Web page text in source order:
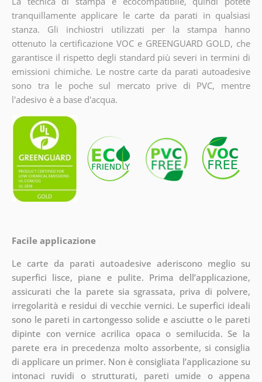
tranquillamente applicare le carte da parati in qualsiasi
stanza. Gli inchiostri utilizzati per la stampa hanno
ottenuto la certificazione VOC e GREENGUARD GOLD, che
garantisce il rispetto degli standard più severi in termini di
emissioni chimiche. Le nostre carte da parati autoadesive
sono tra le poche sul mercato prive di PVC, mentre
l'adesivo è a base d'acqua.
Facile applicazione
Le carte da parati autoadesive aderiscono meglio su
superfici lisce, piane e pulite. Prima dell’applicazione,
assicurati che la parete sia sgrassata, priva di polvere,
irregolarità e residui di vecchie vernici. Le superfici ideali
sono le pareti in cartongesso solide e asciutte o le pareti
dipinte con vernice acrilica opaca o semilucida. Se la
parete era in precedenza molto assorbente, si consiglia
di applicare un primer. Non è consigliata l’applicazione su
intonaci ruvidi o strutturati, pareti umide o appena